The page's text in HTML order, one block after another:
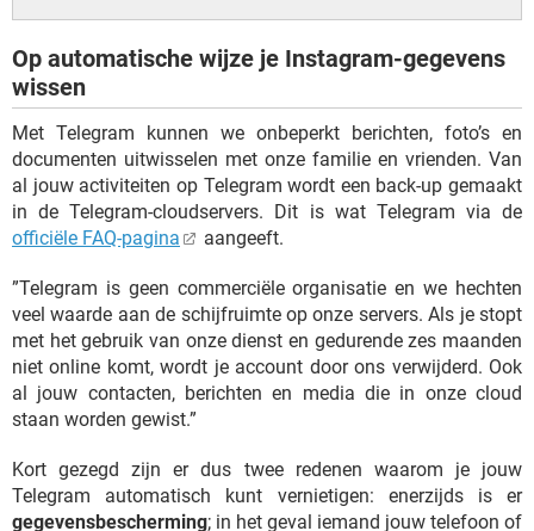
Op automatische wijze je Instagram-gegevens
wissen
Met Telegram kunnen we onbeperkt berichten, foto’s en
documenten uitwisselen met onze familie en vrienden. Van
al jouw activiteiten op Telegram wordt een back-up gemaakt
in de Telegram-cloudservers. Dit is wat Telegram via de
officiële FAQ-pagina
aangeeft.
”Telegram is geen commerciële organisatie en we hechten
veel waarde aan de schijfruimte op onze servers. Als je stopt
met het gebruik van onze dienst en gedurende zes maanden
niet online komt, wordt je account door ons verwijderd. Ook
al jouw contacten, berichten en media die in onze cloud
staan worden gewist.”
Kort gezegd zijn er dus twee redenen waarom je jouw
Telegram automatisch kunt vernietigen: enerzijds is er
gegevensbescherming; in het geval iemand jouw telefoon of